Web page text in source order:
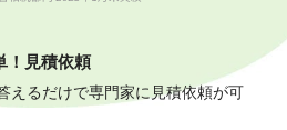
見積依頼
えるだけで専門家に見積依頼が可